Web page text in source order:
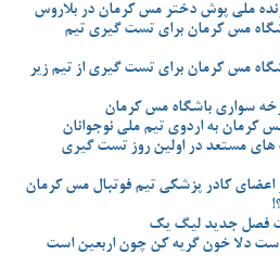
ملی پوش دختر مس کرمان در بلاروس
مس کرمان برای تست گیری تیم
مس کرمان برای تست گیری از تیم زیر
سواری باشگاه مس کرمان
کرمان به اردوی تیم ملی نوجوانان
مستعد در اولین روز تست گیری
اعضای کادر پزشکی تیم فوتبال مس کرمان
فصل جدید لیگ یک
است دلا خون گریه کن چون اربعین است